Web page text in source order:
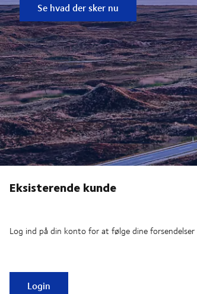
Se hvad der sker nu
Eksisterende kunde
Log ind på din konto for at følge dine
Login